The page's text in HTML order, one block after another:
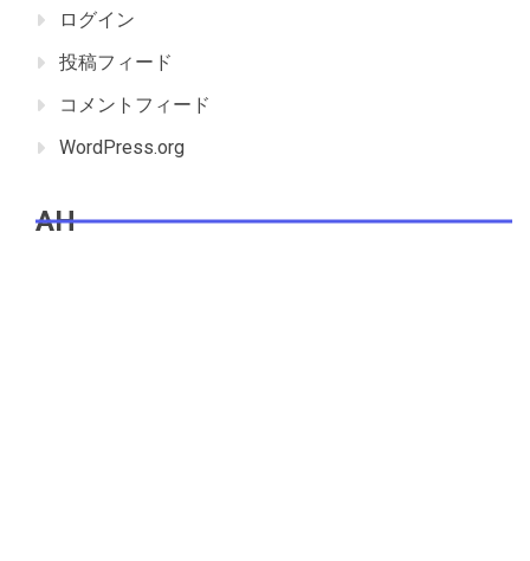
ログイン
投稿フィード
コメントフィード
WordPress.org
AH